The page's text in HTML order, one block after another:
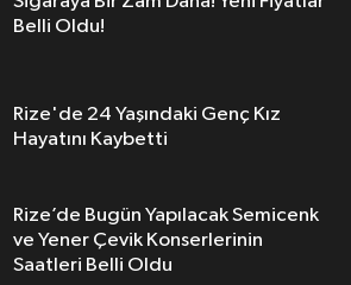
Belli Oldu!
Rize'de 24 Yaşındaki Genç Kız
Hayatını Kaybetti
Rize’de Bugün Yapılacak Semicenk
ve Yener Çevik Konserlerinin
Saatleri Belli Oldu